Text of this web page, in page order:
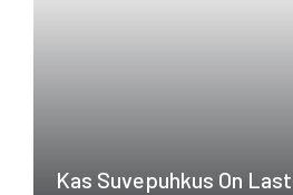
Kas Suvepuhkus On